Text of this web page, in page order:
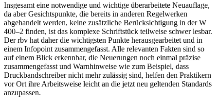
Insgesamt eine notwendige und wichtige überarbeitete Neuauflage,
da aber Gesichtspunkte, die bereits in anderen Regelwerken
abgehandelt werden, keine zusätzliche Berücksichtigung in der W
400–2 finden, ist das komplexe Schriftstück teilweise schwer lesbar.
Der rbv hat daher die wichtigsten Punkte herausgearbeitet und in
einem Infopoint zusammengefasst. Alle relevanten Fakten sind so
auf einem Blick erkennbar, die Neuerungen noch einmal präzise
zusammengefasst und Warnhinweise wie zum Beispiel, dass
Druckbandschreiber nicht mehr zulässig sind, helfen den Praktikern
vor Ort ihre Arbeitsweise leicht an die jetzt neu geltenden Standards
anzupassen.